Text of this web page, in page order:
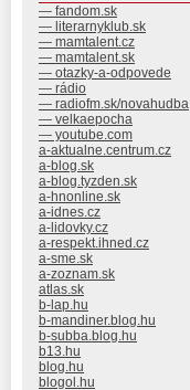
— fandom.sk
— literarnyklub.sk
— mamtalent.cz
— mamtalent.sk
— otazky-a-odpovede
— rádio
— radiofm.sk/novahudba
— velkaepocha
— youtube.com
a-aktualne.centrum.cz
a-blog.sk
a-blog.tyzden.sk
a-hnonline.sk
a-idnes.cz
a-lidovky.cz
a-respekt.ihned.cz
a-sme.sk
a-zoznam.sk
atlas.sk
b-lap.hu
b-mandiner.blog.hu
b-subba.blog.hu
b13.hu
blog.hu
blogol.hu